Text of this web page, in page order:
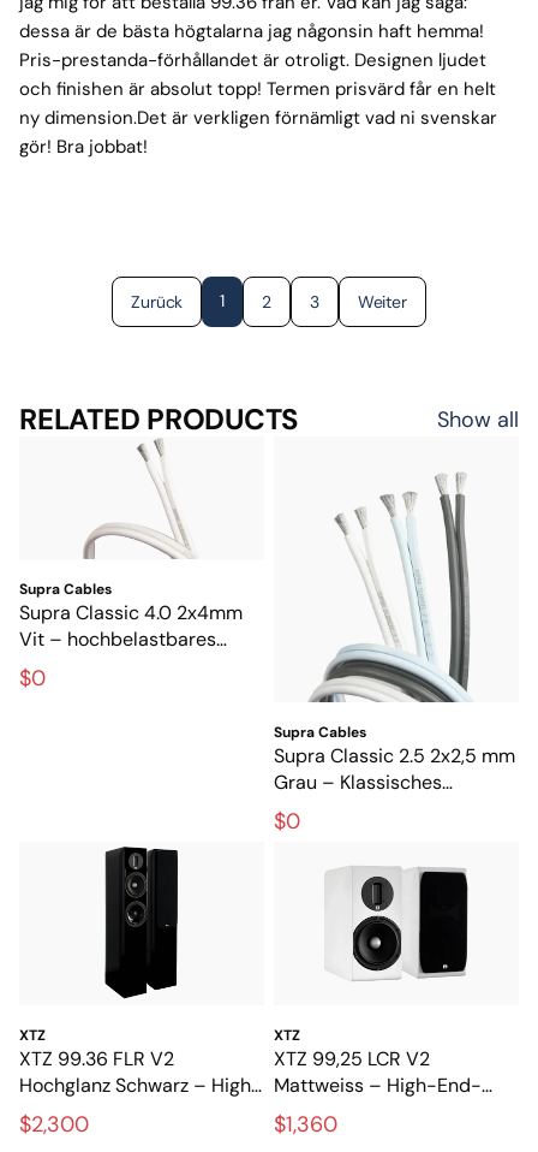
dessa är de bästa högtalarna jag någonsin haft hemma!
Pris-prestanda-förhållandet är otroligt. Designen ljudet
och finishen är absolut topp! Termen prisvärd får en helt
ny dimension.Det är verkligen förnämligt vad ni svenskar
gör! Bra jobbat!
Zurück 1 2 3 Weiter
RELATED PRODUCTS Show all
Supra Cables
Supra Classic 4.0 2x4mm
Vit – hochbelastbares
Lautsprecherkabel für Hi-Fi
und Heimkino
$0
Supra Cables
Supra Classic 2.5 2x2,5 mm
Grau – Klassisches
Lautsprecherkabel für Hi-Fi
und Heimkino
$0
XTZ
XTZ 99.36 FLR V2
Hochglanz Schwarz – High-
End-Lautsprecher für
Stereo und Heimkino
$2,300
XTZ
XTZ 99,25 LCR V2
Mattweiss – High-End-
Stativlautsprecher mit
extremer Präzision
$1,360